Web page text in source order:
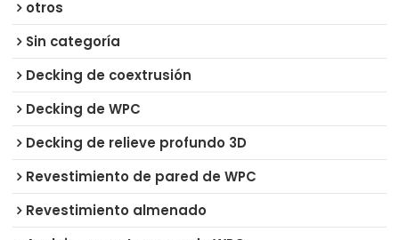
otros
Sin categoría
Decking de coextrusión
Decking de WPC
Decking de relieve profundo 3D
Revestimiento de pared de WPC
Revestimiento almenado